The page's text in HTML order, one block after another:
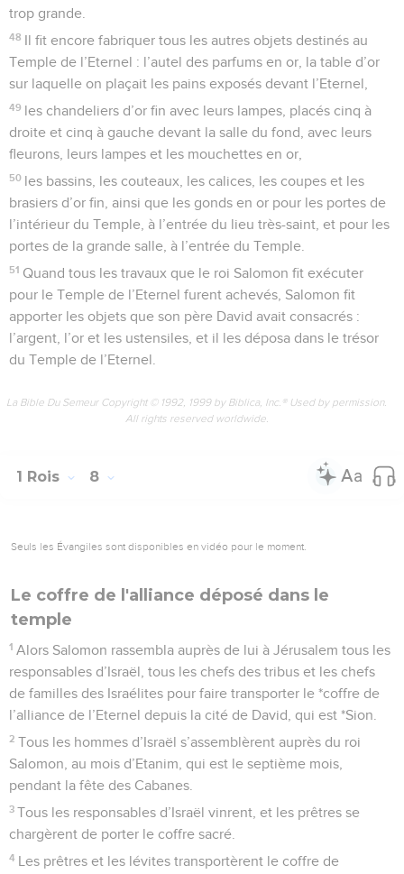
trop grande.
48 Il fit encore fabriquer tous les autres objets destinés au
Temple de l’Eternel : l’autel des parfums en or, la table d’or
sur laquelle on plaçait les pains exposés devant l’Eternel,
49 les chandeliers d’or fin avec leurs lampes, placés cinq à
droite et cinq à gauche devant la salle du fond, avec leurs
fleurons, leurs lampes et les mouchettes en or,
50 les bassins, les couteaux, les calices, les coupes et les
brasiers d’or fin, ainsi que les gonds en or pour les portes de
l’intérieur du Temple, à l’entrée du lieu très-saint, et pour les
portes de la grande salle, à l’entrée du Temple.
51 Quand tous les travaux que le roi Salomon fit exécuter
pour le Temple de l’Eternel furent achevés, Salomon fit
apporter les objets que son père David avait consacrés :
l’argent, l’or et les ustensiles, et il les déposa dans le trésor
du Temple de l’Eternel.
La Bible Du Semeur Copyright © 1992, 1999 by Biblica, Inc.® Used by permission.
All rights reserved worldwide.
1 Rois 8
Seuls les Évangiles sont disponibles en vidéo pour le moment.
Le coffre de l'alliance déposé dans le
temple
1 Alors Salomon rassembla auprès de lui à Jérusalem tous les
responsables d’Israël, tous les chefs des tribus et les chefs
de familles des Israélites pour faire transporter le *coffre de
l’alliance de l’Eternel depuis la cité de David, qui est *Sion.
2 Tous les hommes d’Israël s’assemblèrent auprès du roi
Salomon, au mois d’Etanim, qui est le septième mois,
pendant la fête des Cabanes.
3 Tous les responsables d’Israël vinrent, et les prêtres se
chargèrent de porter le coffre sacré.
4 Les prêtres et les lévites transportèrent le coffre de